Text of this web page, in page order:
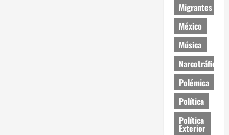
Migrantes
México
Música
Narcotráfico
Polémica
Política
Política
Exterior